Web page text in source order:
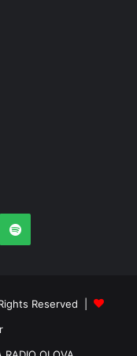
Spotify
Reserved |